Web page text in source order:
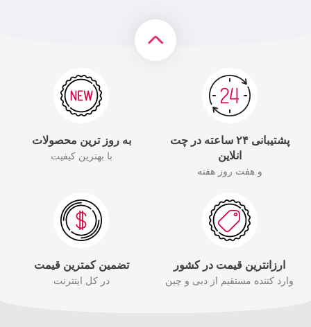
پشتیبانی ۲۴ ساعته در چت
انلاین
و هفت روز هفته
به روز ترین محصولات
با بهترین کیفیت
ارزانترین قیمت در کشور
وارد کننده مستقیم از دبی و چین
تضمین کمترین قیمت
در کل اینترنت